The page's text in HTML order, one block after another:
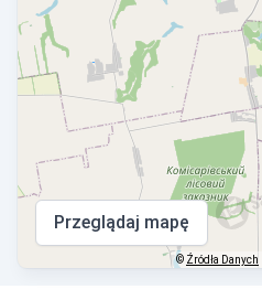
Przeglądaj mapę
© Źródła Danych